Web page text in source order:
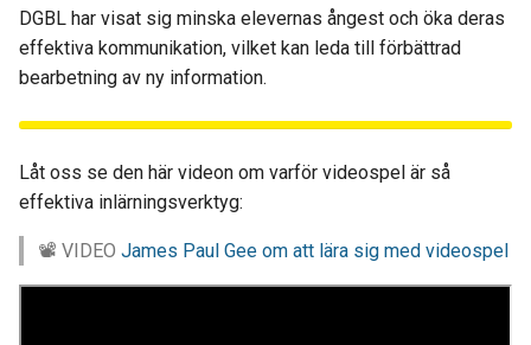
DGBL har visat sig minska elevernas ångest och öka deras
effektiva kommunikation, vilket kan leda till förbättrad
bearbetning av ny information.
Låt oss se den här videon om varför videospel är så
effektiva inlärningsverktyg:
📽 VIDEO James Paul Gee om att lära sig med videospel